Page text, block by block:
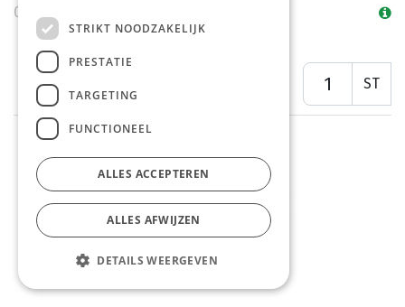
01/08 - 31/08
ST
STRIKT NOODZAKELIJK
PRESTATIE
TARGETING
FUNCTIONEEL
ALLES ACCEPTEREN
ALLES AFWIJZEN
DETAILS WEERGEVEN